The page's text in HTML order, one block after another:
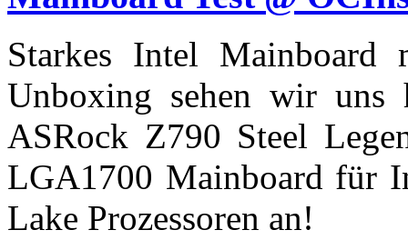
Starkes Intel Mainboard
Unboxing sehen wir uns
ASRock Z790 Steel
LGA1700 Mainboard für
Lake Prozessoren an!